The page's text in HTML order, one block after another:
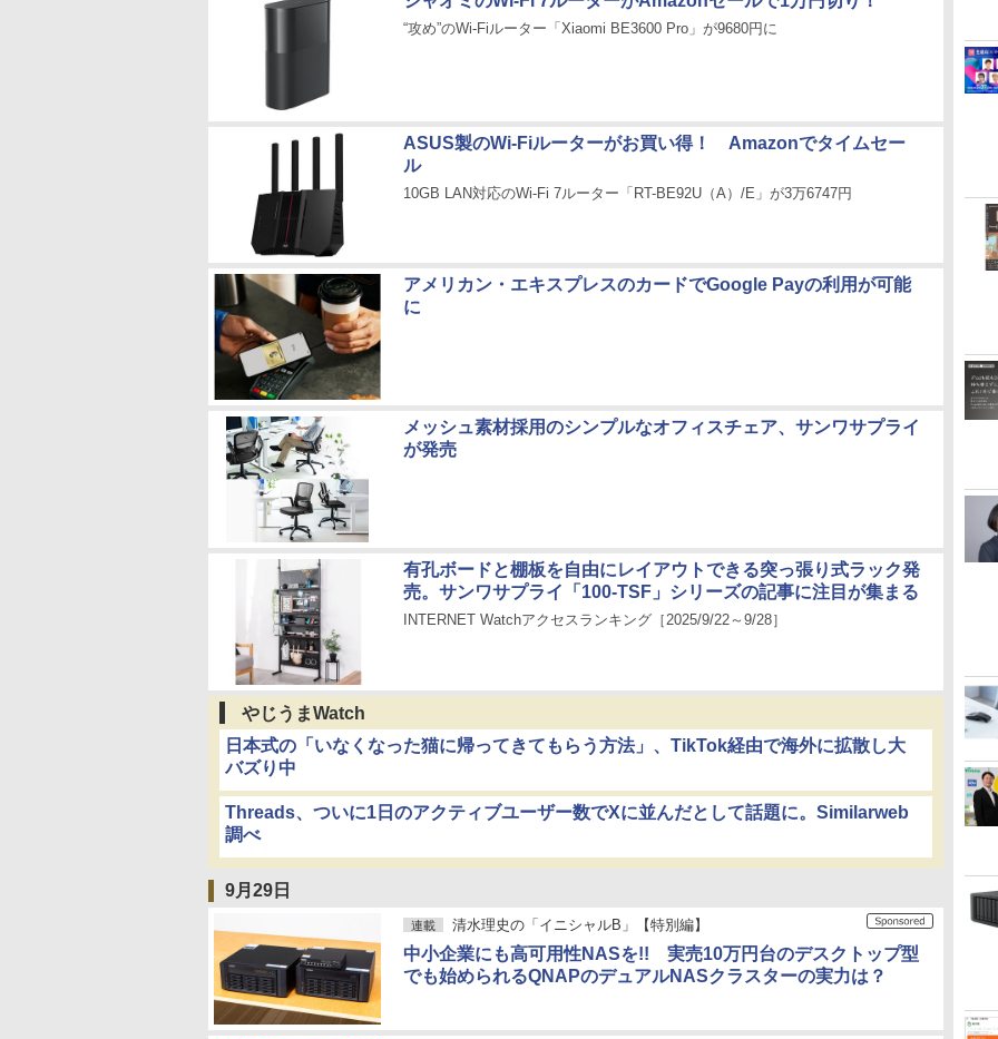
“攻め”のWi-Fiルーター「Xiaomi BE3600 Pro」が9680円に
ASUS製のWi-Fiルーターがお買い得！ Amazonでタイムセー
ル
10GB LAN対応のWi-Fi 7ルーター「RT-BE92U（A）/E」が3万6747円
アメリカン・エキスプレスのカードでGoogle Payの利用が可能
に
メッシュ素材採用のシンプルなオフィスチェア、サンワサプライ
が発売
有孔ボードと棚板を自由にレイアウトできる突っ張り式ラック発
売。サンワサプライ「100-TSF」シリーズの記事に注目が集まる
INTERNET Watchアクセスランキング［2025/9/22～9/28］
やじうまWatch
日本式の「いなくなった猫に帰ってきてもらう方法」、TikTok経由で海外に拡散し大
バズり中
Threads、ついに1日のアクティブユーザー数でXに並んだとして話題に。Similarweb
調べ
9月29日
連載 清水理史の「イニシャルB」【特別編】
中小企業にも高可用性NASを!! 実売10万円台のデスクトップ型
でも始められるQNAPのデュアルNASクラスターの実力は？